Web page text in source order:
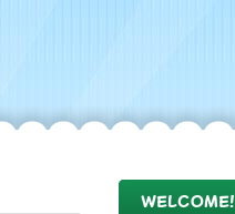
WELCOME!